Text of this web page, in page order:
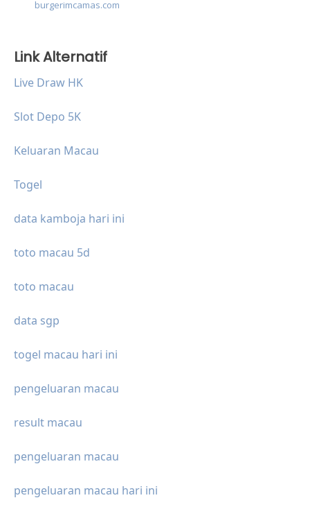
burgerimcamas.com
Link Alternatif
Live Draw HK
Slot Depo 5K
Keluaran Macau
Togel
data kamboja hari ini
toto macau 5d
toto macau
data sgp
togel macau hari ini
pengeluaran macau
result macau
pengeluaran macau
pengeluaran macau hari ini